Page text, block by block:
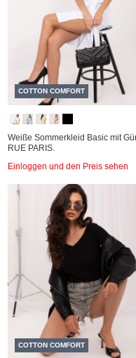
COTTON COMFORT
Weiße Sommerkleid Basic mit
RUE PARIS.
Einloggen und den Preis sehen
COTTON COMFORT